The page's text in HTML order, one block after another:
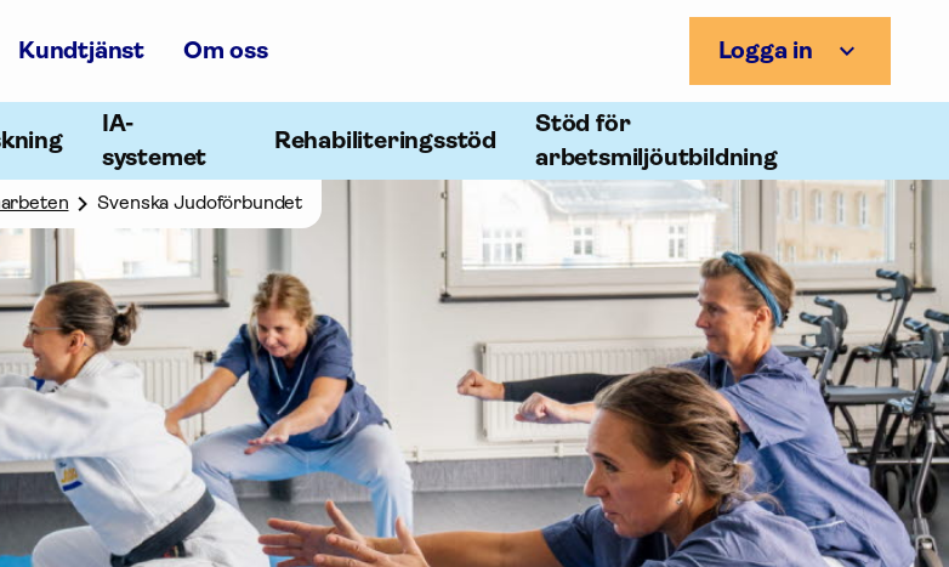
Kundtjänst Om oss Logga in
IA-
systemet
Rehabiliteringsstöd
Stöd för
arbetsmiljöutbildning
Svenska Judoförbundet